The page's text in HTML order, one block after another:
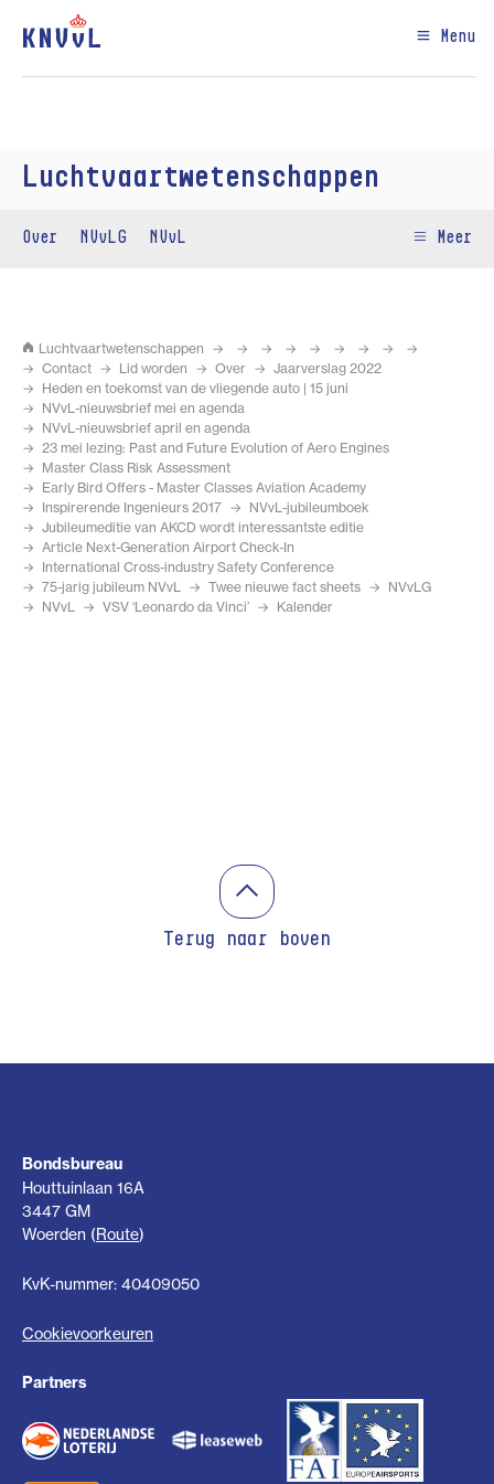
Menu
Luchtvaartwetenschappen
Over NVvLG NVvL Meer
Luchtvaartwetenschappen
Contact
Lid worden Over
Jaarverslag 2022
Heden en toekomst van de vliegende auto | 15 juni
NVvL-nieuwsbrief mei en agenda
NVvL-nieuwsbrief april en agenda
23 mei lezing: Past and Future Evolution of Aero Engines
Master Class Risk Assessment
Early Bird Offers - Master Classes Aviation Academy
Inspirerende Ingenieurs 2017
NVvL-jubileumboek
Jubileumeditie van AKCD wordt interessantste editie
Article Next-Generation Airport Check-In
International Cross-industry Safety Conference
75-jarig jubileum NVvL
Twee nieuwe fact sheets
NVvLG
NVvL
VSV ‘Leonardo da Vinci’ Kalender
Terug naar boven
Bondsbureau
Houttuinlaan 16A
3447 GM
Woerden (Route)
KvK-nummer: 40409050
Cookievoorkeuren
Partners